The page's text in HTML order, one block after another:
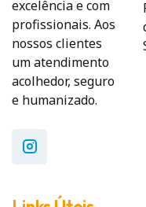
excelência e com
profissionais. Aos
nossos clientes
um atendimento
acolhedor, seguro
e humanizado.